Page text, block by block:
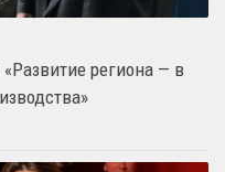
региона — в